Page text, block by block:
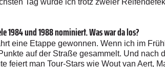
Tag wurde ich trotz zweier
1984 und 1988 nominiert. Was war da los?
eine Etappe gewonnen. Wenn ich im
auf der Straße gesammelt. Und nach
feiert man Tour-Stars wie Wout van Aert,